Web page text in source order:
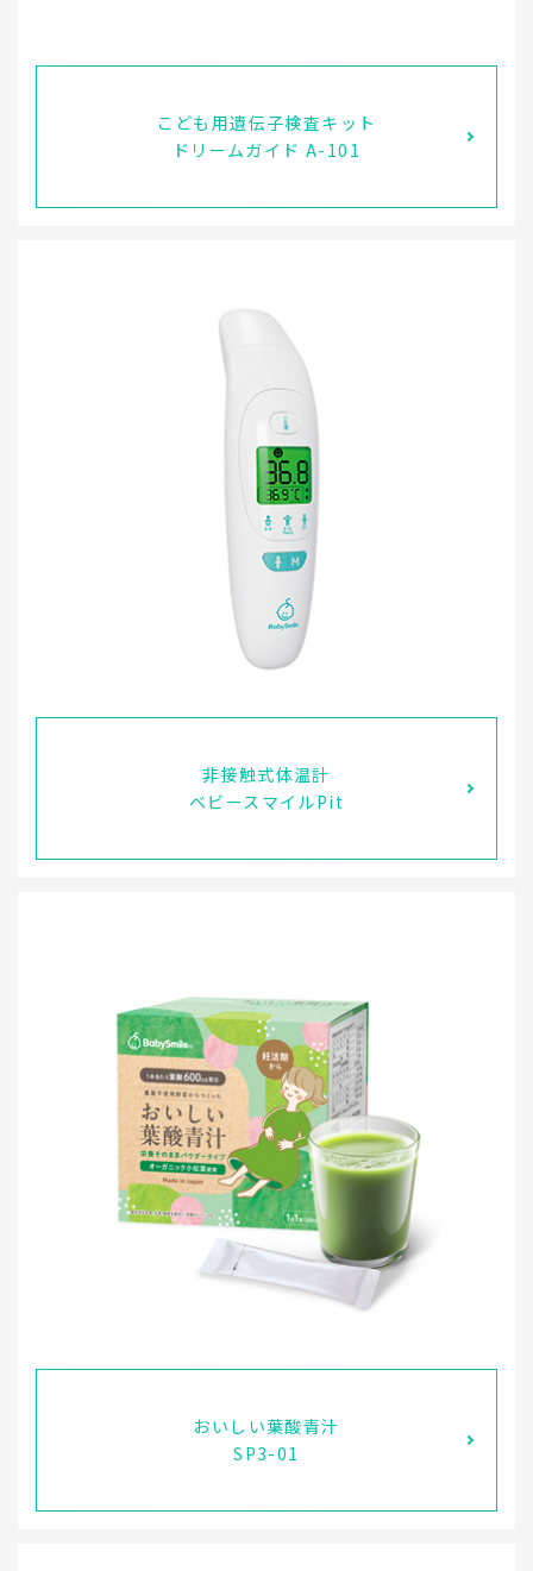
こども用遺伝子検査キット
ドリームガイド A-101
非接触式体温計
ベビースマイルPit
おいしい葉酸青汁
SP3-01